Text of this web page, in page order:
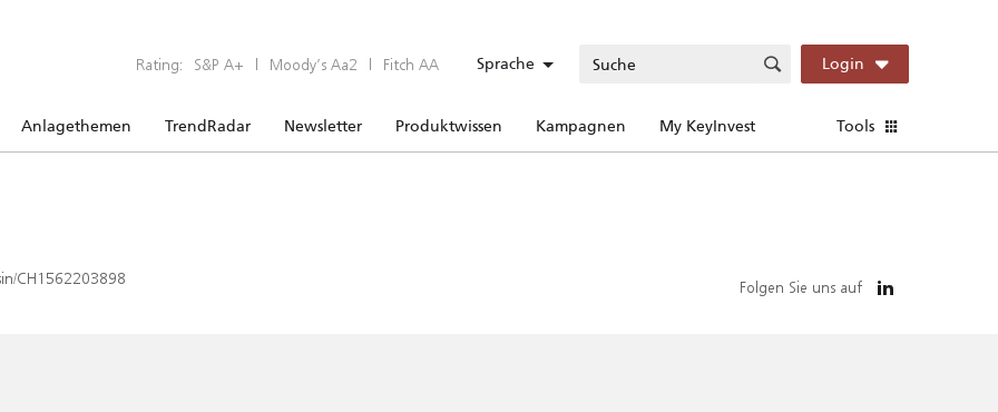
Rating: S&P A+ | Moody’s Aa2 | Fitch AA Sprache Login
Anlagethemen TrendRadar Newsletter Produktwissen Kampagnen My KeyInvest Tools
CH1562203898 Folgen Sie uns auf